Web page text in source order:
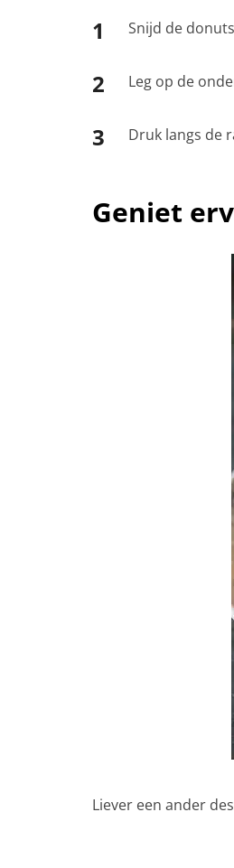
Snijd de
Leg op de
Druk langs de
Geniet
Liever een ander